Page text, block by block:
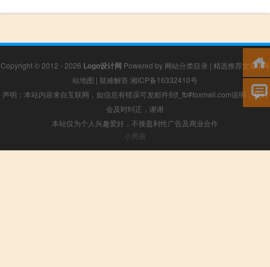
Copyright © 2012 - 2026 Logo设计网 Powered by 网站分类目录 | 精选推荐文章 |网
站地图 | 疑难解答 湘ICP备16332410号
声明：本站内容来自互联网，如信息有错误可发邮件到f_fb#foxmail.com说明，我们
会及时纠正，谢谢
本站仅为个人兴趣爱好，不接盈利性广告及商业合作
小男孩